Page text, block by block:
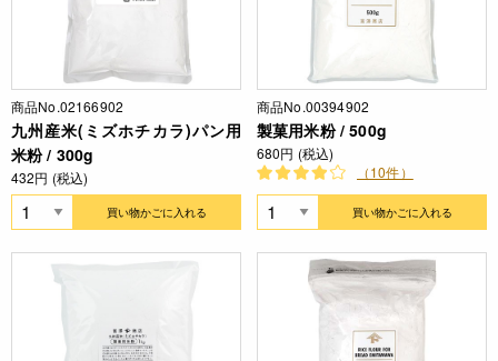
商品No.02166902
九州産米(ミズホチカラ)パン用
米粉 / 300g
432円 (税込)
買い物かごに入れる
商品No.00394902
製菓用米粉 / 500g
680円 (税込)
（10件）
買い物かごに入れる